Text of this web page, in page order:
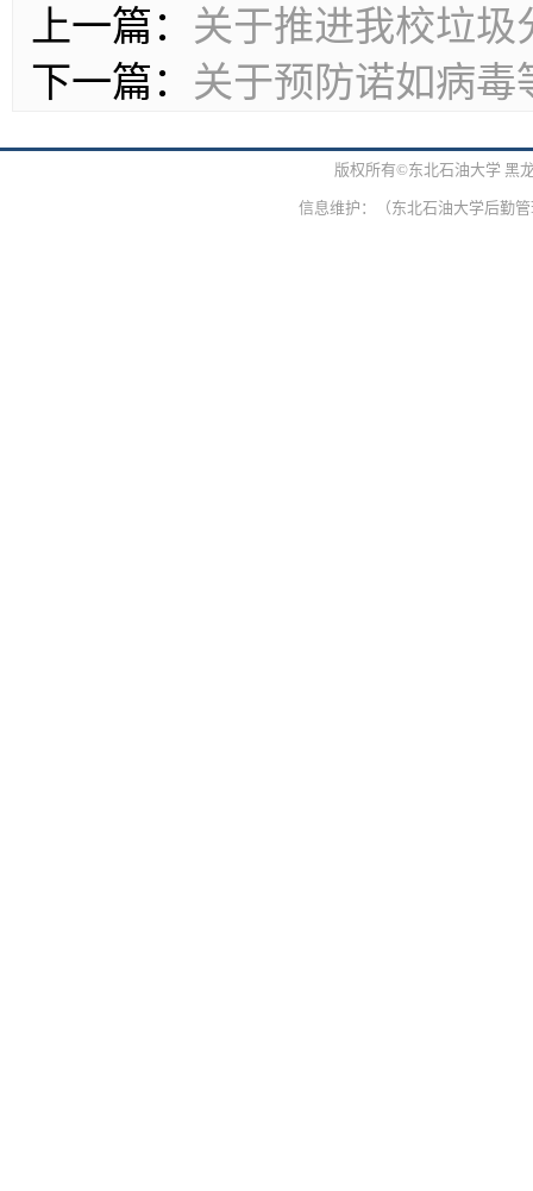
上一篇： 关于推进我校垃
下一篇： 关于预防诺如病毒
版权所有©东北石油大学 黑
信息维护：（东北石油大学后勤